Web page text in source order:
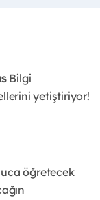
Bilgi
yetiştiriyor!
öğretecek